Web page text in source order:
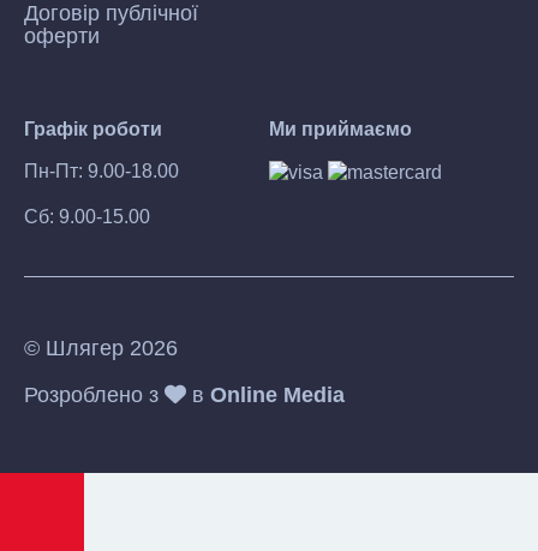
Графік роботи
Пн-Пт: 9.00-18.00
Сб: 9.00-15.00
Договір публічної
оферти
Ми приймаємо
© Шлягер 2026
Розроблено з
вOnline Media